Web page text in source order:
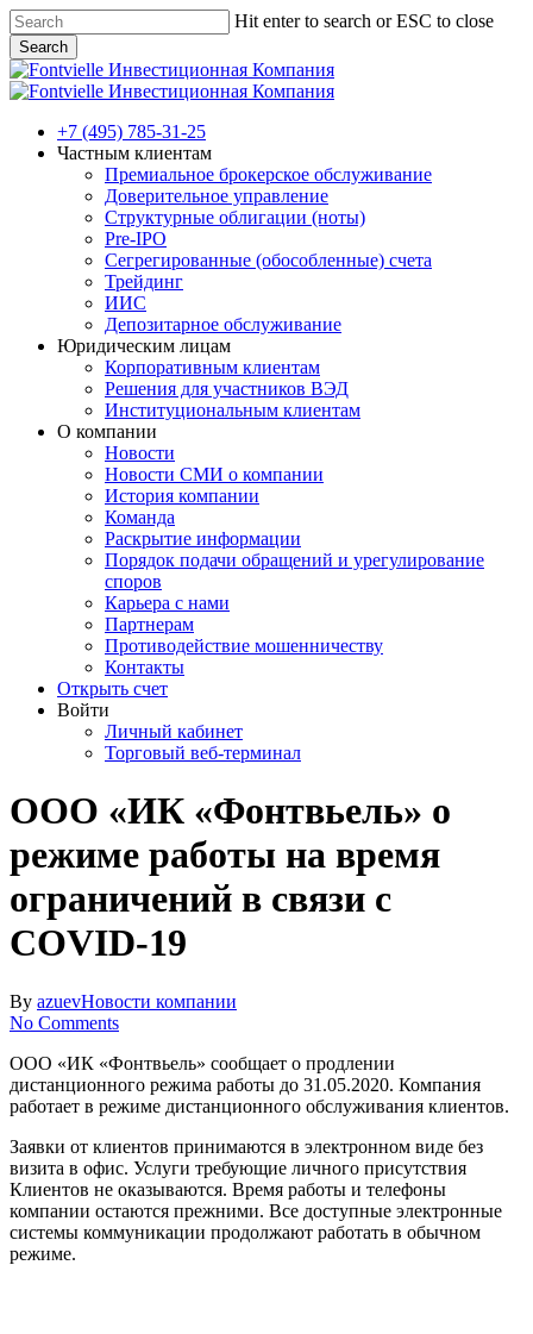
Skip
to
main
content
Hit enter to search or ESC to close
Search
Close
Search
Menu
+7 (495) 785-31-25
Частным клиентам
Премиальное брокерское обслуживание
Доверительное управление
Структурные облигации (ноты)
Pre-IPO
Сегрегированные (обособленные) счета
Трейдинг
ИИС
Депозитарное обслуживание
Юридическим лицам
Корпоративным клиентам
Решения для участников ВЭД
Институциональным клиентам
О компании
Новости
Новости СМИ о компании
История компании
Команда
Раскрытие информации
Порядок подачи обращений и урегулирование
споров
Карьера с нами
Партнерам
Противодействие мошенничеству
Контакты
Открыть счет
Войти
Личный кабинет
Торговый веб-терминал
ООО «ИК «Фонтвьель» о
режиме работы на время
ограничений в связи с
COVID-19
By azuevНовости компании
No Comments
ООО «ИК «Фонтвьель» сообщает о продлении
дистанционного режима работы до 31.05.2020. Компания
работает в режиме дистанционного обслуживания клиентов.
Заявки от клиентов принимаются в электронном виде без
визита в офис. Услуги требующие личного присутствия
Клиентов не оказываются. Время работы и телефоны
компании остаются прежними. Все доступные электронные
системы коммуникации продолжают работать в обычном
режиме.